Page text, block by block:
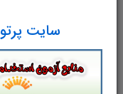
سایت
ت.هماهنگی چشم
مفاهیم توپولوژیک.
دانش آموزان